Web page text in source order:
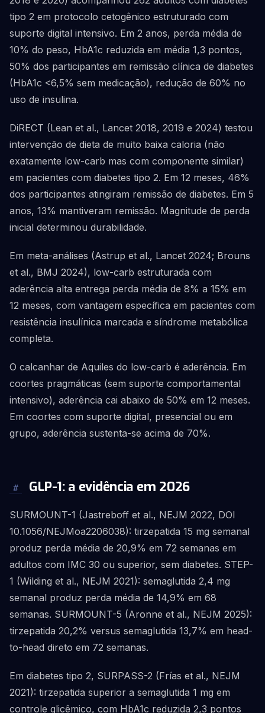
tipo 2 em protocolo cetogênico estruturado com
suporte digital intensivo. Em 2 anos, perda média de
10% do peso, HbA1c reduzida em média 1,3 pontos,
50% dos participantes em remissão clínica de diabetes
(HbA1c <6,5% sem medicação), redução de 60% no
uso de insulina.
DiRECT (Lean et al., Lancet 2018, 2019 e 2024) testou
intervenção de dieta de muito baixa caloria (não
exatamente low-carb mas com componente similar)
em pacientes com diabetes tipo 2. Em 12 meses, 46%
dos participantes atingiram remissão de diabetes. Em 5
anos, 13% mantiveram remissão. Magnitude de perda
inicial determinou durabilidade.
Em meta-análises (Astrup et al., Lancet 2024; Brouns
et al., BMJ 2024), low-carb estruturada com
aderência alta entrega perda média de 8% a 15% em
12 meses, com vantagem específica em pacientes com
resistência insulínica marcada e síndrome metabólica
completa.
O calcanhar de Aquiles do low-carb é aderência. Em
coortes pragmáticas (sem suporte comportamental
intensivo), aderência cai abaixo de 50% em 12 meses.
Em coortes com suporte digital, presencial ou em
grupo, aderência sustenta-se acima de 70%.
# GLP-1: a evidência em 2026
SURMOUNT-1 (Jastreboff et al., NEJM 2022, DOI
10.1056/NEJMoa2206038): tirzepatida 15 mg semanal
produz perda média de 20,9% em 72 semanas em
adultos com IMC 30 ou superior, sem diabetes. STEP-
1 (Wilding et al., NEJM 2021): semaglutida 2,4 mg
semanal produz perda média de 14,9% em 68
semanas. SURMOUNT-5 (Aronne et al., NEJM 2025):
tirzepatida 20,2% versus semaglutida 13,7% em head-
to-head direto em 72 semanas.
Em diabetes tipo 2, SURPASS-2 (Frías et al., NEJM
2021): tirzepatida superior a semaglutida 1 mg em
controle glicêmico, com HbA1c reduzida 2,3 pontos